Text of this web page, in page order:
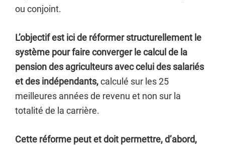
ou conjoint.
L’objectif est ici de réformer structurellement le
système pour faire converger le calcul de la
pension des agriculteurs avec celui des salariés
et des indépendants,calculé sur les 25
meilleures années de revenu et non sur la
totalité de la carrière.
Cette réforme peut et doit permettre, d’abord,